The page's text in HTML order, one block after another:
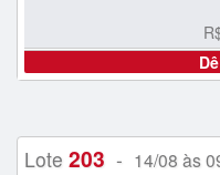
Lote 203 - 14/08 às